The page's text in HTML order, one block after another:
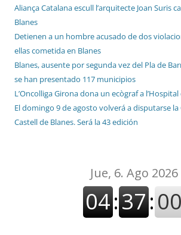
Aliança Catalana escull l’arquitecte Joan Suris
Blanes
Detienen a un hombre acusado de dos
ellas cometida en Blanes
Blanes, ausente por segunda vez del Pla de
se han presentado 117 municipios
L’Oncolliga Girona dona un ecògraf a
El domingo 9 de agosto volverá a disputarse la
Castell de Blanes. Será la 43 edición